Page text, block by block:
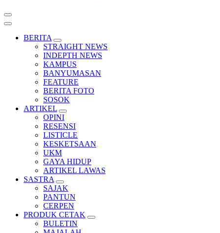
BERITA
STRAIGHT NEWS
INDEPTH NEWS
KAMPUS
BANYUMASAN
FEATURE
BERITA FOTO
SOSOK
ARTIKEL
OPINI
RESENSI
LISTICLE
KESKETSAAN
UKM
GAYA HIDUP
ARTIKEL LAWAS
SASTRA
SAJAK
PANTUN
CERPEN
PRODUK CETAK
BULETIN